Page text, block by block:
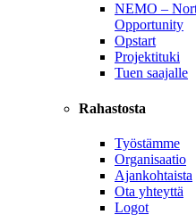
NEMO –
Opportunity
Opstart
Projektituki
Tuen saajalle
Rahastosta
Työstämme
Organisaatio
Ajankohtaista
Ota yhteyttä
Logot